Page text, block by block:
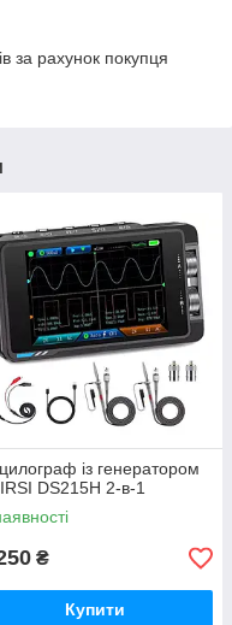
за рахунок покупця
із генератором
DS215H 2-в-1
₴
Купити